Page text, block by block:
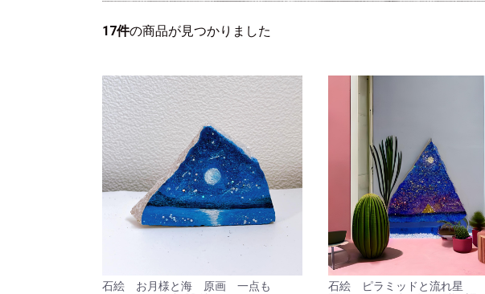
17件の商品が見つかりました
石絵 お月様と海 原画 一点も
石絵 ピラミッドと流れ星